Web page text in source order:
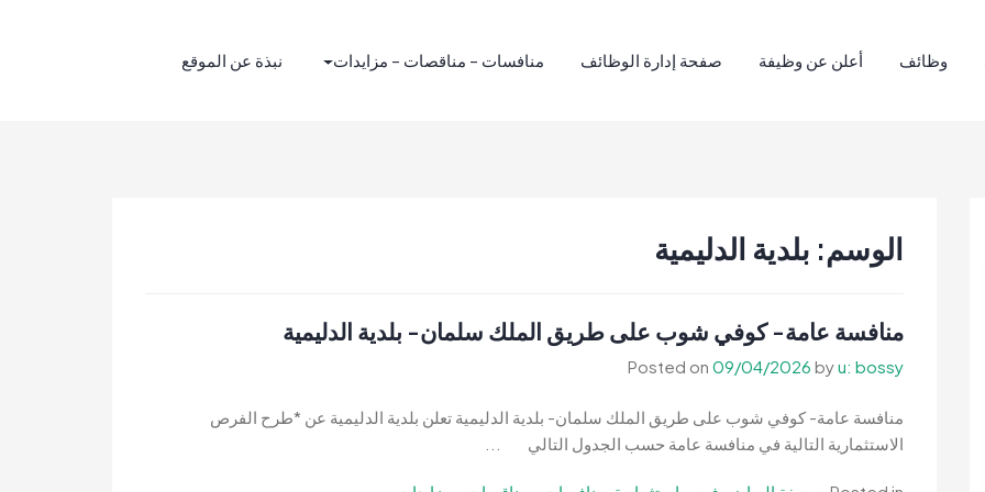
وظائف أعلن عن وظيفة صفحة إدارة الوظائف منافسات – مناقصات – مزايدات نبذة عن الموقع
الوسم: بلدية الدليمية
منافسة عامة- كوفي شوب على طريق الملك سلمان- بلدية الدليمية
Posted on 09/04/2026 byu: bossy
منافسة عامة- كوفي شوب على طريق الملك سلمان- بلدية الدليمية تعلن بلدية الدليمية عن *طرح الفرص
الاستثمارية التالية في منافسة عامة حسب الجدول التالي ...